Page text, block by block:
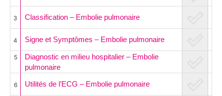
3 Classification – Embolie pulmonaire
4 Signe et Symptômes – Embolie pulmonaire
5
Diagnostic en milieu hospitalier – Embolie
pulmonaire
6 Utilités de l’ECG – Embolie pulmonaire